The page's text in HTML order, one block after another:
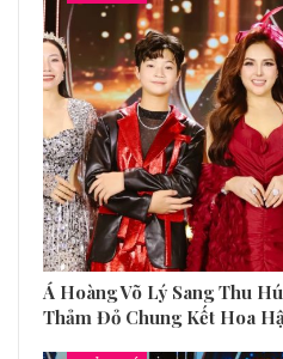
Á Hoàng Võ Lý Sang Thu
Thảm Đỏ Chung Kết Hoa